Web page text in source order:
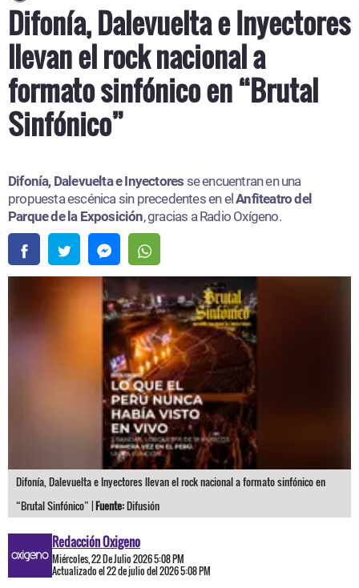
Difonía, Dalevuelta e Inyectores
llevan el rock nacional a
formato sinfónico en “Brutal
Sinfónico”
Difonía, Dalevuelta e Inyectores se encuentran en una
propuesta escénica sin precedentes en elAnfiteatro del
Parque de la Exposición, gracias a Radio Oxígeno.
Difonía, Dalevuelta e Inyectores llevan el rock nacional a formato sinfónico en
“Brutal Sinfónico” |Fuente:Difusión
Redacción Oxigeno
Miércoles, 22 De Julio 2026 5:08 PM
Actualizado el 22 de julio del 2026 5:08 PM